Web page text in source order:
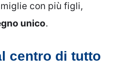
con più figli,
unico.
centro di tutto